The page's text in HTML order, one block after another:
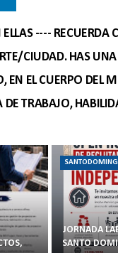
---- RECUERDA
CIUDAD. HAS UNA
EN EL CUERPO DEL
TRABAJO,
JORNADA
SANTO